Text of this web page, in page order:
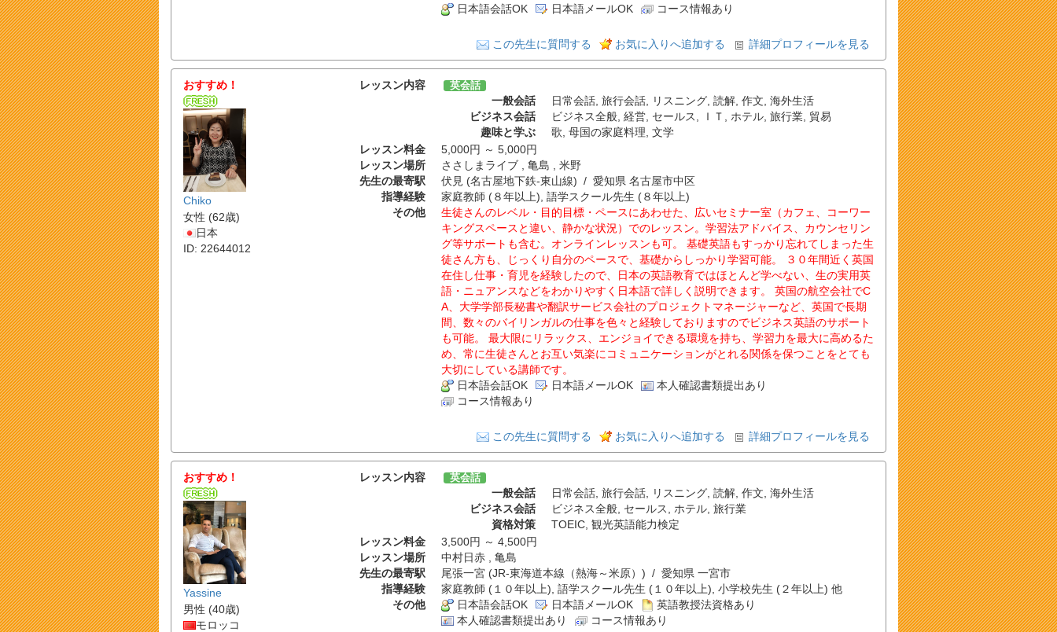
日本語会話OK
日本語メールOK コース情報あり
この先生に質問する お気に入りへ追加する 詳細プロフィールを見る
おすすめ！
Chiko
女性 (62歳)
日本
ID: 22644012
レッスン内容 英会話
一般会話 日常会話, 旅行会話, リスニング, 読解, 作文 海外生活
ビジネス会話
ビジネス全般, 経営, セールス ＩＴ ホテル, 旅行業, 貿易
趣味と学ぶ
歌 母国の家庭料理 文学
レッスン料金
5,000円 ～ 5,000円
レッスン場所
ささしまライブ , 亀島 , 米野
先生の最寄駅
伏見 (名古屋地下鉄-東山線) / 愛知県 名古屋市中区
指導経験
家庭教師 (８年以上), 語学スクール先生 (８年以上)
その他
生徒さんのレベル・目的目標・ペースにあわせた、広いセミナー室（カフェ、コーワー
キングスペースと違い、静かな状況）でのレッスン。学習法アドバイス、カウンセリン
グ等サポートも含む。オンラインレッスンも可。 基礎英語もすっかり忘れてしまった生
徒さん方も、じっくり自分のペースで、基礎からしっかり学習可能。 ３０年間近く英国
在住し仕事・育児を経験したので、日本の英語教育ではほとんど学べない、生の実用英
語・ニュアンスなどをわかりやすく日本語で詳しく説明できます。 英国の航空会社でC
A、大学学部長秘書や翻訳サービス会社のプロジェクトマネージャーなど、英国で長期
間、数々のバイリンガルの仕事を色々と経験しておりますのでビジネス英語のサポート
も可能。 最大限にリラックス、エンジョイできる環境を持ち、学習力を最大に高めるた
め、常に生徒さんとお互い気楽にコミュニケーションがとれる関係を保つことをとても
大切にしている講師です。
日本語会話OK
日本語メールOK
本人確認書類提出あり
コース情報あり
この先生に質問する お気に入りへ追加する 詳細プロフィールを見る
おすすめ！
Yassine
男性 (40歳)
モロッコ
レッスン内容 英会話
一般会話 日常会話, 旅行会話, リスニング, 読解, 作文 海外生活
ビジネス会話
ビジネス全般, セールス ホテル, 旅行業
資格対策
TOEIC, 観光英語能力検定
レッスン料金
3,500円 ～ 4,500円
レッスン場所
中村日赤 , 亀島
先生の最寄駅
尾張一宮 (JR-東海道本線（熱海～米原）) / 愛知県 一宮市
指導経験
家庭教師 (１０年以上), 語学スクール先生 (１０年以上), 小学校先生 (２年以上) 他
その他
日本語会話OK 日本語メールOK
英語教授法資格あり
本人確認書類提出あり
コース情報あり